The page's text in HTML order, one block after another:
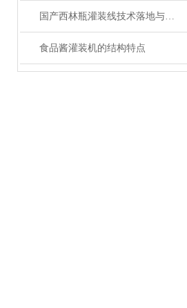
国产西林瓶灌装线技术落地与生产痛点探析——基于淼昶MC-XLP-2D系列设备的实践研究
食品酱灌装机的结构特点